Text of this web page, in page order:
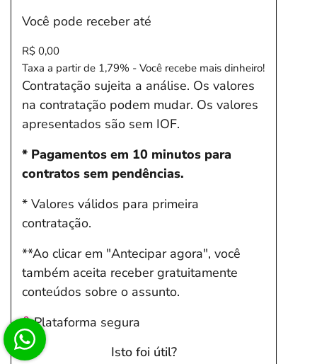
Você pode receber até
R$ 0,00
Taxa a partir de 1,79% - Você recebe mais dinheiro!
Contratação sujeita a análise. Os valores
na contratação podem mudar. Os valores
apresentados são sem IOF.
* Pagamentos em 10 minutos para
contratos sem pendências.
* Valores válidos para primeira
contratação.
**Ao clicar em "Antecipar agora", você
também aceita receber gratuitamente
conteúdos sobre o assunto.
Plataforma segura
Isto foi útil?